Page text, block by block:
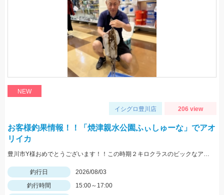
NEW
イシグロ豊川店 206 view
お客様釣果情報！！「焼津親水公園ふぃしゅーな」でアオ
リイカ
豊川市Y様おめでとうございます！！この時期２キロクラスのビックなアオリイカを見事に仕留められました！！ 釣れているのが500ｇクラスの情報だったので、ヒットした瞬間はエイかと思ったそうです。
釣行日
2026/08/03
釣行時間
15:00～17:00